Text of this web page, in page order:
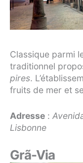
Classique parmi
traditionnel
pires.
fruits de mer et
Adresse :
Lisbonne
Grã-Via